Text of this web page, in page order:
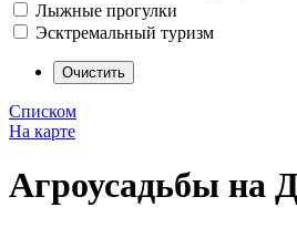
Лыжные прогулки
Эсктремальный туризм
Списком
На карте
Агроусадьбы на